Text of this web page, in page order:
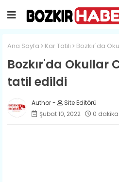
Ana Sayfa Kar Tatili Bozkır'da
Bozkır'da Okullar
tatil edildi
Site Editörü
Şubat 10, 2022
0